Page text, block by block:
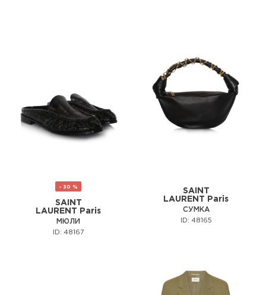
- 30 %
SAINT
LAURENT Paris
МЮЛИ
ID: 48167
SAINT
LAURENT Paris
СУМКА
ID: 48165